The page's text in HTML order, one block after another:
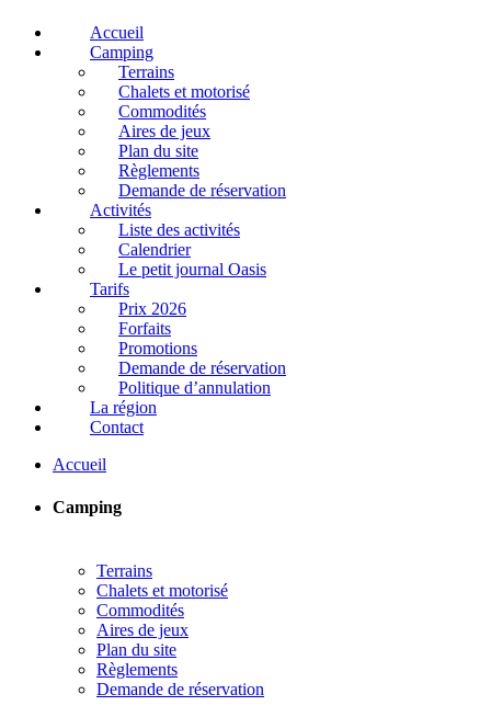
Accueil
Camping
Terrains
Chalets et motorisé
Commodités
Aires de jeux
Plan du site
Règlements
Demande de réservation
Activités
Liste des activités
Calendrier
Le petit journal Oasis
Tarifs
Prix 2026
Forfaits
Promotions
Demande de réservation
Politique d’annulation
La région
Contact
Accueil
Camping
Terrains
Chalets et motorisé
Commodités
Aires de jeux
Plan du site
Règlements
Demande de réservation